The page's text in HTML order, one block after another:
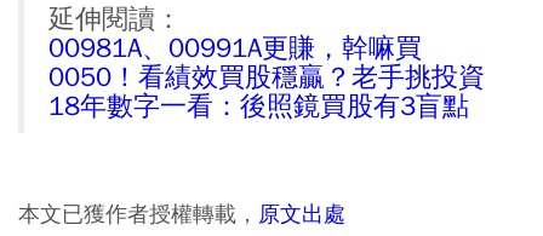
延伸閱讀：
00981A、00991A更賺，幹嘛買
0050！看績效買股穩贏？老手挑投資
18年數字一看：後照鏡買股有3盲點
本文已獲作者授權轉載， 原文出處